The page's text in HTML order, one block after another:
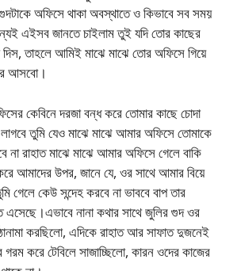
অফিসে থাকা অবস্থাতে ও কিভাবে সব সময়
এইসব জানতে চাইলাম তুই যদি তোর কাছের
দিস, তাহলে আমিই মাঝে মাঝে তোর অফিসে গিয়ে
আসবো।
কেবিনে দরজা বন্ধ করে তোমার কাছে চোদা
তুমি যেও মাঝে মাঝে আমার অফিসে তোমাকে
না রাহাত মাঝে মাঝে আমার অফিসে গেলে বাকি
আমাদের উপর, জানে যে, ওর সাথে আমার বিয়ে
গেলে কেউ সন্দেহ করবে না ভাববে বাপ তার
এসেছে।এভাবে নানা কথার সাথে জুলির গুদ ওর
করছিলো, এদিকে রাহাত আর সাফাত দুজনেই
গরম করে টেবিলে সাজাচ্ছিলো, কারন ওদের কাজের